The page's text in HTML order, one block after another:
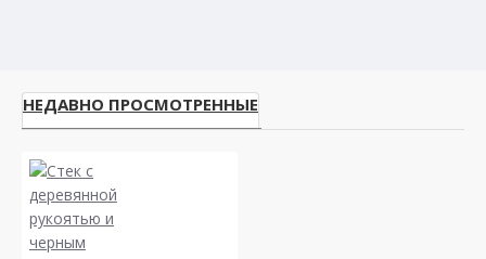
НЕДАВНО ПРОСМОТРЕННЫЕ